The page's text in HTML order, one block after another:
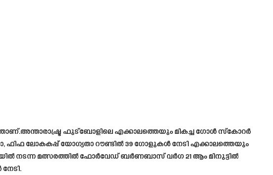
ഫുട്ബോളിലെ എക്കാലത്തെയും മികച്ച ഗോൾ സ്കോറർ
ഫിഫ ലോകകപ്പ് യോഗ്യതാ റൗണ്ടിൽ 39 ഗോളുകൾ നേടി എക്കാലത്തെയും
നടന്ന മത്സരത്തിൽ ഫോർവേഡ് ബർണബാസ് വർഗ 21 ആം മിനുട്ടിൽ